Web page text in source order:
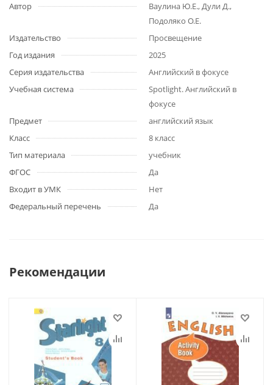
Автор
Ваулина Ю.Е., Дули Д.,
Подоляко О.Е.
Издательство
Просвещение
Год издания
2025
Серия издательства
Английский в фокусе
Учебная система
Spotlight. Английский в
фокусе
Предмет
английский язык
Класс
8 класс
Тип материала
учебник
ФГОС
Да
Входит в УМК
Нет
Федеральный перечень
Да
Рекомендации